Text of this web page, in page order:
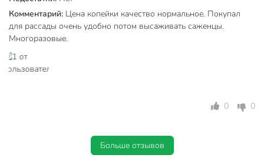
Комментарий: Цена копейки качество нормальное. Покупал
для рассады очень удобно потом высаживать саженцы.
Многоразовые.
0 0
Больше отзывов